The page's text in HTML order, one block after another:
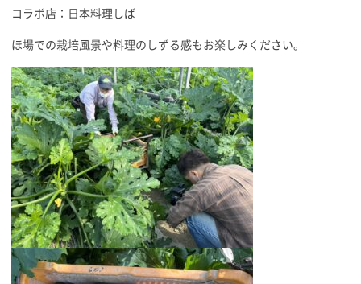
コラボ店：日本料理しば
ほ場での栽培風景や料理のしずる感もお楽しみください。